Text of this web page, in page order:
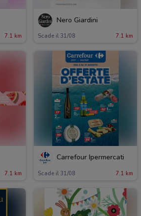
7.1 km
Nero Giardini
Scade il 31/08 7.1 km
7.1 km
Carrefour Ipermercati
Scade il 31/08 7.1 km